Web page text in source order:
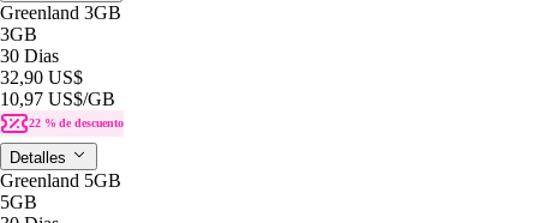
Greenland 3GB
3GB
30 Dias
32,90 US$
10,97 US$/GB
22 % de descuento
Detalles
Greenland 5GB
5GB